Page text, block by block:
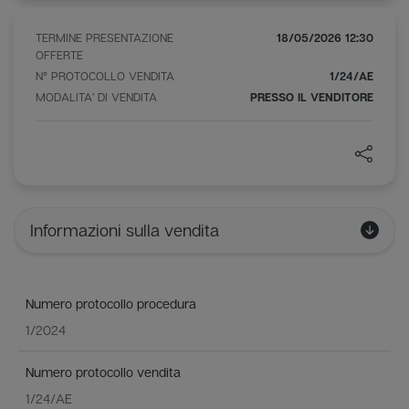
Identificazione catastale:
(Appartamento) Catasto Fabbricati, Comune di Lignano
TERMINE PRESENTAZIONE
OFFERTE
18/05/2026 12:30
N° PROTOCOLLO VENDITA
1/24/AE
MODALITA' DI VENDITA
PRESSO IL VENDITORE
Informazioni sulla vendita
Numero protocollo procedura
1/2024
Numero protocollo vendita
1/24/AE